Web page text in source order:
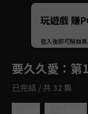
Unmute
如有不
玩遊戲 賺
登入後即可解鎖
要久久愛 ：
已完結 / 共 32 集